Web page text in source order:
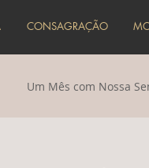
CONSAGRAÇÃO
Um Mês com Nossa